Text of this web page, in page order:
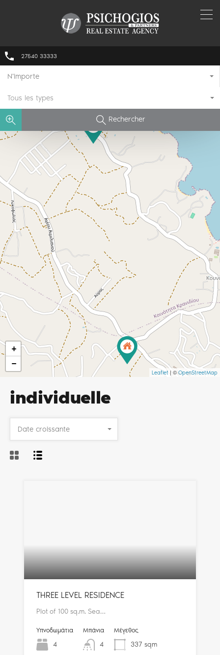
27540 33333
N'importe
Tous les types
Rechercher
+
−
Leaflet | © OpenStreetMap
individuelle
Date croissante
THREE LEVEL RESIDENCE
Plot of 100 sq.m. Sea…
Υπνοδωμάτια
4
Μπάνια
4
Μέγεθος
337 sqm